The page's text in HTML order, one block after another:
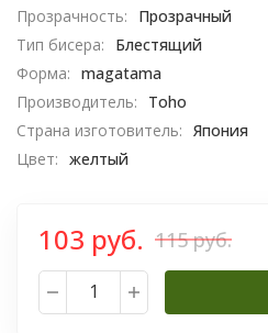
Прозрачность:
Прозрачный
Тип бисера:
Блестящий
Форма: magatama
Производитель:
Toho
Страна изготовитель: Япония
Цвет: желтый
103 руб. 115 руб.